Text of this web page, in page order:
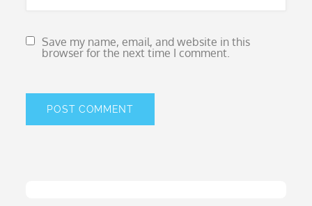
Save my name, email, and website in this
browser for the next time I comment.